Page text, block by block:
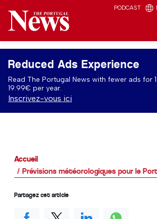
PODCAST
Reduced Ads Experience
Read The Portugal News with fewer ads for
19.99€ per year.
Inscrivez-vous ici
Accueil
Prévisions météorologiques pour le
Partagez cet article